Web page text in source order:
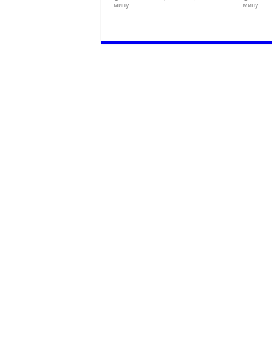
минут
минут